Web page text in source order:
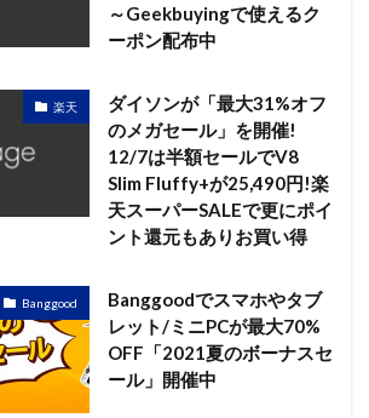
～Geekbuyingで使えるク
ーポン配布中
楽天
ダイソンが「最大31%オフ
のメガセール」を開催!
12/7は半額セールでV8
Slim Fluffy+が25,490円!楽
天スーパーSALEで更にポイ
ント還元もありお買い得
Banggood
Banggoodでスマホやタブ
レット/ミニPCが最大70%
OFF「2021夏のボーナスセ
ール」開催中